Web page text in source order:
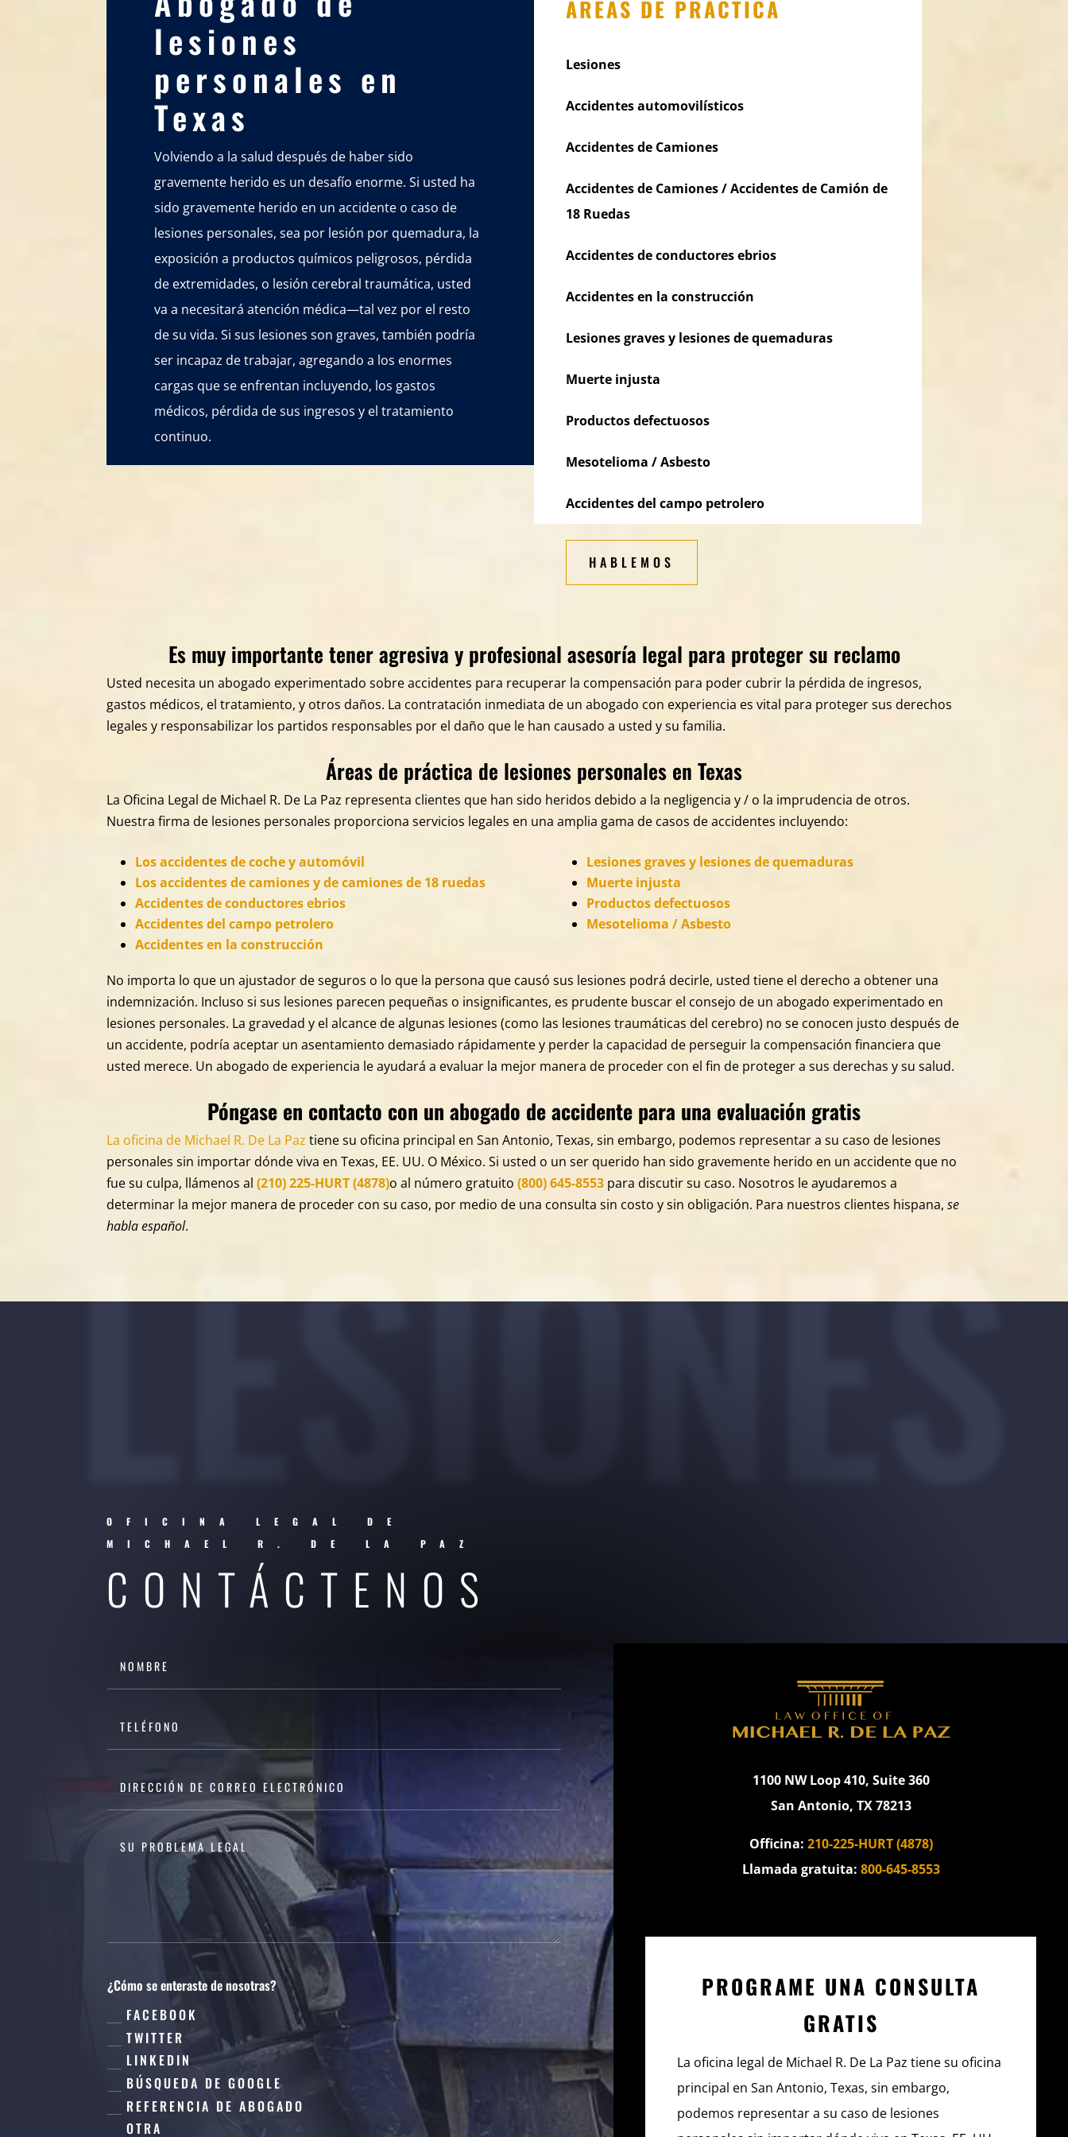
lesiones
personales en
Texas
Volviendo a la salud después de haber sido
gravemente herido es un desafío enorme. Si usted ha
sido gravemente herido en un accidente o caso de
lesiones personales, sea por lesión por quemadura, la
exposición a productos químicos peligrosos, pérdida
de extremidades, o lesión cerebral traumática, usted
va a necesitará atención médica—tal vez por el resto
de su vida. Si sus lesiones son graves, también podría
ser incapaz de trabajar, agregando a los enormes
cargas que se enfrentan incluyendo, los gastos
médicos, pérdida de sus ingresos y el tratamiento
continuo.
ÁREAS DE PRÁCTICA
Lesiones
Accidentes automovilísticos
Accidentes de Camiones
Accidentes de Camiones / Accidentes de Camión de
18 Ruedas
Accidentes de conductores ebrios
Accidentes en la construcción
Lesiones graves y lesiones de quemaduras
Muerte injusta
Productos defectuosos
Mesotelioma / Asbesto
Accidentes del campo petrolero
HABLEMOS
Es muy importante tener agresiva y profesional asesoría legal para proteger su reclamo
Usted necesita un abogado experimentado sobre accidentes para recuperar la compensación para poder cubrir la pérdida de ingresos,
gastos médicos, el tratamiento, y otros daños. La contratación inmediata de un abogado con experiencia es vital para proteger sus derechos
legales y responsabilizar los partidos responsables por el daño que le han causado a usted y su familia.
Áreas de práctica de lesiones personales en Texas
La Oficina Legal de Michael R. De La Paz representa clientes que han sido heridos debido a la negligencia y / o la imprudencia de otros.
Nuestra firma de lesiones personales proporciona servicios legales en una amplia gama de casos de accidentes incluyendo:
Los accidentes de coche y automóvil
Los accidentes de camiones y de camiones de 18 ruedas
Accidentes de conductores ebrios
Accidentes del campo petrolero
Accidentes en la construcción
Lesiones graves y lesiones de quemaduras
Muerte injusta
Productos defectuosos
Mesotelioma / Asbesto
No importa lo que un ajustador de seguros o lo que la persona que causó sus lesiones podrá decirle, usted tiene el derecho a obtener una
indemnización. Incluso si sus lesiones parecen pequeñas o insignificantes, es prudente buscar el consejo de un abogado experimentado en
lesiones personales. La gravedad y el alcance de algunas lesiones (como las lesiones traumáticas del cerebro) no se conocen justo después de
un accidente, podría aceptar un asentamiento demasiado rápidamente y perder la capacidad de perseguir la compensación financiera que
usted merece. Un abogado de experiencia le ayudará a evaluar la mejor manera de proceder con el fin de proteger a sus derechas y su salud.
Póngase en contacto con un abogado de accidente para una evaluación gratis
La oficina de Michael R. De La Paz tiene su oficina principal en San Antonio, Texas, sin embargo, podemos representar a su caso de lesiones
personales sin importar dónde viva en Texas, EE. UU. O México. Si usted o un ser querido han sido gravemente herido en un accidente que no
fue su culpa, llámenos al(210) 225-HURT (4878)o al número gratuito(800) 645-8553 para discutir su caso. Nosotros le ayudaremos a
determinar la mejor manera de proceder con su caso, por medio de una consulta sin costo y sin obligación. Para nuestros clientes hispana,se
habla español.
LESIONES
OFICINA LEGAL DE
MICHAEL R. DE LA PAZ
CONTÁCTENOS
¿Cómo se enteraste de nosotras?
FACEBOOK
TWITTER
LINKEDIN
BÚSQUEDA DE GOOGLE
REFERENCIA DE ABOGADO
OTRA
1100 NW Loop 410, Suite 360
San Antonio, TX 78213
Officina: 210-225-HURT (4878)
Llamada gratuita: 800-645-8553
PROGRAME UNA CONSULTA
GRATIS
La oficina legal de Michael R. De La Paz tiene su oficina
principal en San Antonio, Texas, sin embargo,
podemos representar a su caso de lesiones